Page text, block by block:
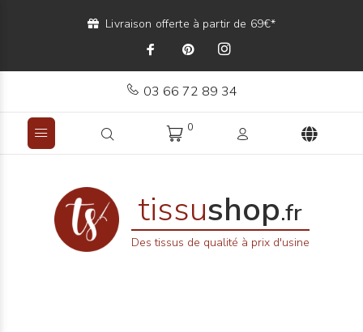
Livraison offerte à partir de 69€*
03 66 72 89 34
0
tissushop.fr
Des tissus de qualité à prix d'usine